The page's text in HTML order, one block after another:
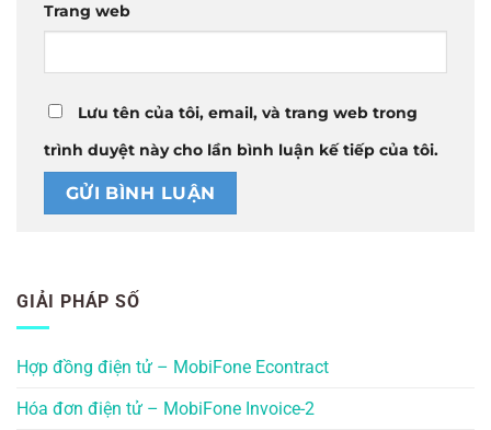
Trang web
Lưu tên của tôi, email, và trang web trong
trình duyệt này cho lần bình luận kế tiếp của tôi.
GIẢI PHÁP SỐ
Hợp đồng điện tử – MobiFone Econtract
Hóa đơn điện tử – MobiFone Invoice-2